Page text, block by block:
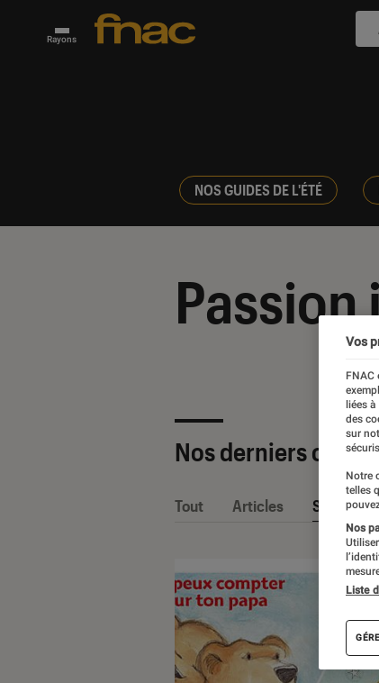
Rayons
NOS GUIDES DE L'ÉTÉ
Passion
Nos derniers
Tout Articles
Vos
FNAC
liées
des
sur
Notre
telles
Nos
Liste